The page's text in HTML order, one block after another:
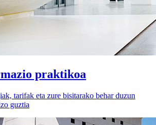
praktikoa
tarifak eta zure bisitarako behar duzun
guztia